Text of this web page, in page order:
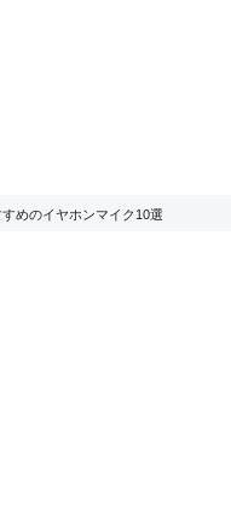
めのイヤホンマイク10選